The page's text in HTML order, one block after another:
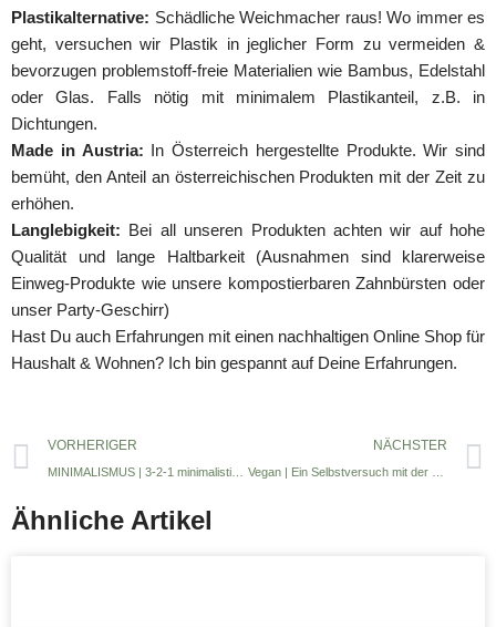
Plastikalternative: Schädliche Weichmacher raus! Wo immer es
geht, versuchen wir Plastik in jeglicher Form zu vermeiden &
bevorzugen problemstoff-freie Materialien wie Bambus, Edelstahl
oder Glas. Falls nötig mit minimalem Plastikanteil, z.B. in
Dichtungen.
Made in Austria: In Österreich hergestellte Produkte. Wir sind
bemüht, den Anteil an österreichischen Produkten mit der Zeit zu
erhöhen.
Langlebigkeit: Bei all unseren Produkten achten wir auf hohe
Qualität und lange Haltbarkeit (Ausnahmen sind klarerweise
Einweg-Produkte wie unsere kompostierbaren Zahnbürsten oder
unser Party-Geschirr)
Hast Du auch Erfahrungen mit einen nachhaltigen Online Shop für
Haushalt & Wohnen? Ich bin gespannt auf Deine Erfahrungen.
VORHERIGER NÄCHSTER
Ähnliche Artikel